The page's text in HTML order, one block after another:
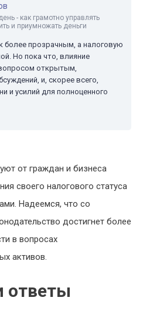
- как грамотно управлять
и приумножать деньги
более прозрачным, а налоговую
Но пока что, влияние
открытым,
и, скорее всего,
и усилий для полноценного
от граждан и бизнеса
своего налогового статуса
Надеемся, что со
достигнет более
в вопросах
активов.
ответы